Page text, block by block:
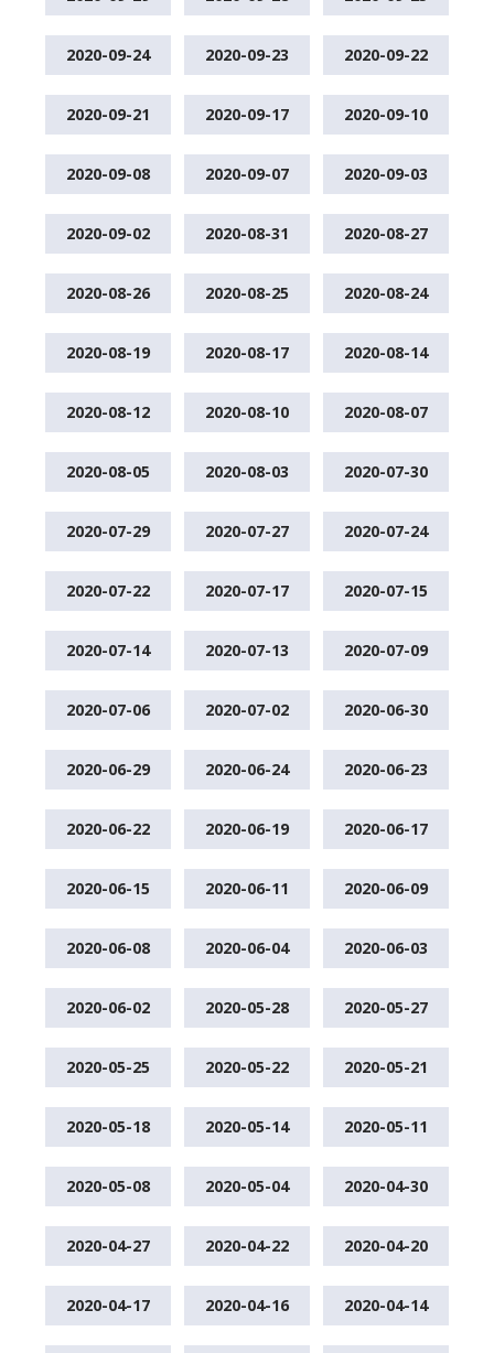
2020-09-24 2020-09-23 2020-09-22
2020-09-21 2020-09-17 2020-09-10
2020-09-08 2020-09-07 2020-09-03
2020-09-02 2020-08-31 2020-08-27
2020-08-26 2020-08-25 2020-08-24
2020-08-19 2020-08-17 2020-08-14
2020-08-12 2020-08-10 2020-08-07
2020-08-05 2020-08-03 2020-07-30
2020-07-29 2020-07-27 2020-07-24
2020-07-22 2020-07-17 2020-07-15
2020-07-14 2020-07-13 2020-07-09
2020-07-06 2020-07-02 2020-06-30
2020-06-29 2020-06-24 2020-06-23
2020-06-22 2020-06-19 2020-06-17
2020-06-15 2020-06-11 2020-06-09
2020-06-08 2020-06-04 2020-06-03
2020-06-02 2020-05-28 2020-05-27
2020-05-25 2020-05-22 2020-05-21
2020-05-18 2020-05-14 2020-05-11
2020-05-08 2020-05-04 2020-04-30
2020-04-27 2020-04-22 2020-04-20
2020-04-17 2020-04-16 2020-04-14